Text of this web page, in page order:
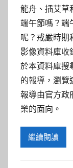
龍舟、插艾草
端午節嗎？端
呢？戒嚴時期
影像資料庫收
於本資料庫搜
的報導，瀏覽
報導由官方政
樂的面向。
繼續閱讀